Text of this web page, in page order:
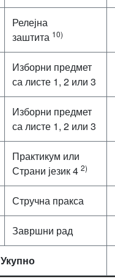
Релејна
заштита 10)
Изборни предмет
са листе 1, 2 или 3
Изборни предмет
са листе 1, 2 или 3
Практикум или
Страни језик 4 2)
Стручна пракса
Завршни рад
Укупно